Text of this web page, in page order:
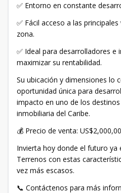
✅ Entorno en constante
✅ Fácil acceso a las
zona.
✅ Ideal para desarrolladores e
maximizar su rentabilidad.
Su ubicación y dimensiones lo
oportunidad única para
impacto en uno de los
inmobiliaria del Caribe.
💰 Precio de venta:
Invierta hoy donde el futuro
Terrenos con estas
vez más escasos.
📞 Contáctenos para más